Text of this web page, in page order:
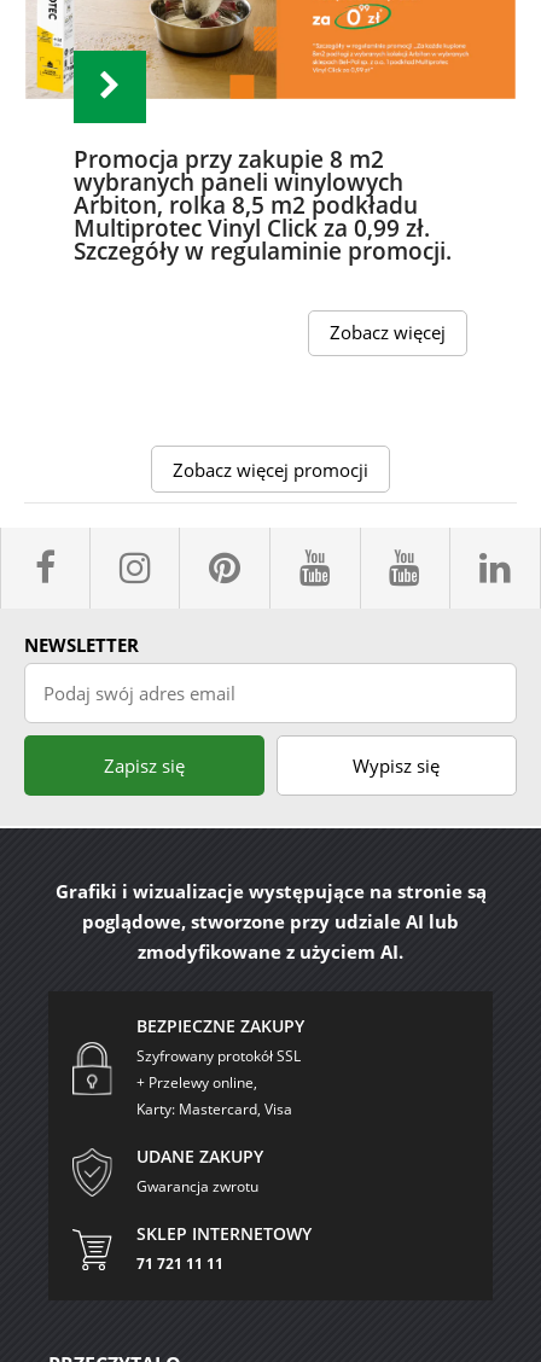
Promocja przy zakupie 8 m2
wybranych paneli winylowych
Arbiton, rolka 8,5 m2 podkładu
Multiprotec Vinyl Click za 0,99 zł.
Szczegóły w regulaminie promocji.
Zobacz więcej
Zobacz więcej promocji
facebook sklepyBELPOL
instagram
pinterestyoutube
NEWSLETTER
Podaj swój adres email
Zapisz się Wypisz się
Grafiki i wizualizacje występujące na stronie są
poglądowe, stworzone przy udziale AI lub
zmodyfikowane z użyciem AI.
BEZPIECZNE ZAKUPY
Szyfrowany protokół SSL
+ Przelewy online,
Karty: Mastercard, Visa
UDANE ZAKUPY
Gwarancja zwrotu
SKLEP INTERNETOWY
71 721 11 11